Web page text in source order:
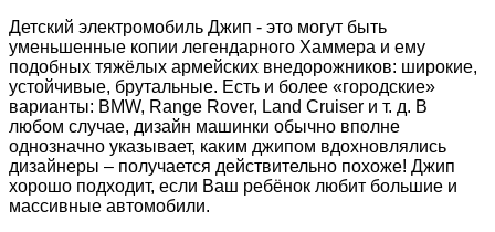
Детский электромобиль Джип - это могут быть
уменьшенные копии легендарного Хаммера и ему
подобных тяжёлых армейских внедорожников: широкие,
устойчивые, брутальные. Есть и более «городские»
варианты: BMW, Range Rover, Land Cruiser и т. д. В
любом случае, дизайн машинки обычно вполне
однозначно указывает, каким джипом вдохновлялись
дизайнеры – получается действительно похоже! Джип
хорошо подходит, если Ваш ребёнок любит большие и
массивные автомобили.